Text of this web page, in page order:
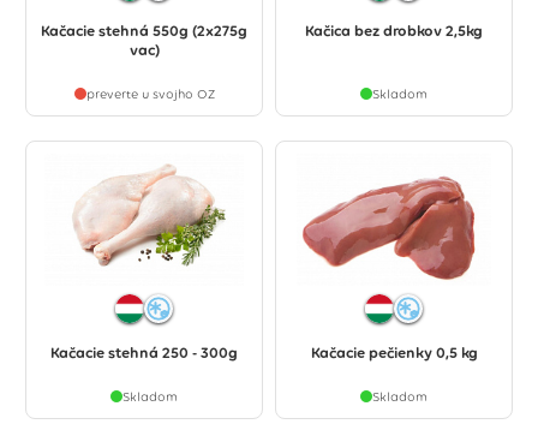
Kačacie stehná 550g (2x275g
vac)
preverte u svojho OZ
Kačica bez drobkov 2,5kg
Skladom
Kačacie stehná 250 - 300g
Skladom
Kačacie pečienky 0,5 kg
Skladom